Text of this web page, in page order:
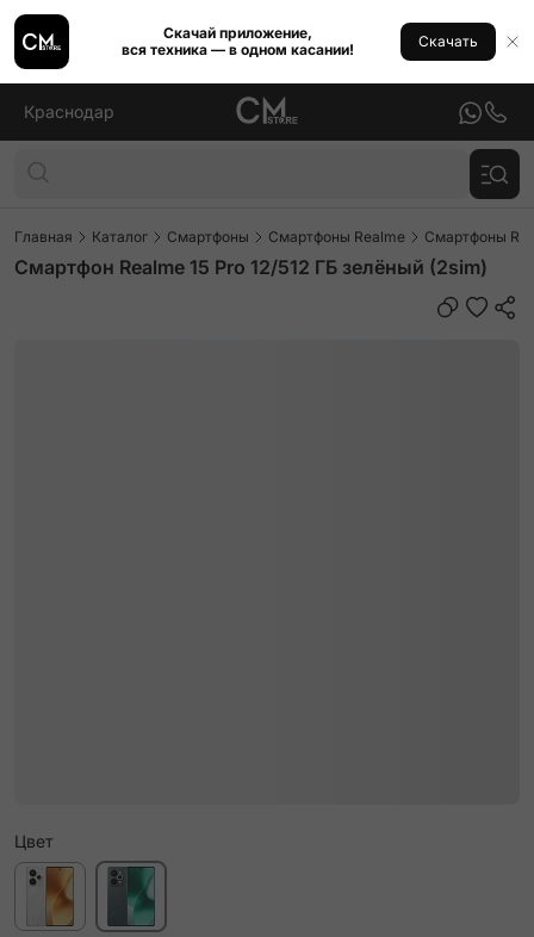
Скачай приложение,
вся техника — в одном касании!
Скачать
Краснодар
Главная Каталог Смартфоны Смартфоны Realme Смартфоны
Смартфон Realme 15 Pro 12/512 ГБ зелёный (2sim)
Цвет